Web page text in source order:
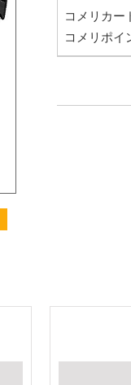
コメリカー
コメリポイ